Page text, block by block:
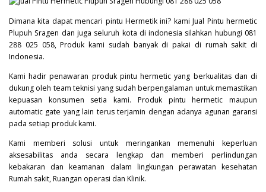
Dimana kita dapat mencari pintu Hermetik ini? kami Jual Pintu hermetic
Plupuh Sragen dan juga seluruh kota di indonesia silahkan hubungi 081
288 025 058, Produk kami sudah banyak di pakai di rumah sakit di
Indonesia.
Kami hadir penawaran produk pintu hermetic yang berkualitas dan di
dukung oleh team teknisi yang sudah berpengalaman untuk memastikan
kepuasan konsumen setia kami. Produk pintu hermetic maupun
automatic gate yang lain terus terjamin dengan adanya agunan garansi
pada setiap produk kami.
Kami memberi solusi untuk meringankan memenuhi keperluan
aksesabilitas anda secara lengkap dan memberi perlindungan
kebakaran dan keamanan dalam lingkungan perawatan kesehatan
Rumah sakit, Ruangan operasi dan Klinik.